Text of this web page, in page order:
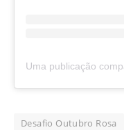
Desafio Outubro Rosa